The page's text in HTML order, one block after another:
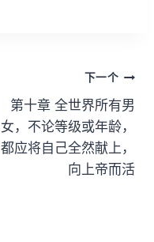
下一个
第十章 全世界所有男
女，不论等级或年龄，
都应将自己全然献上，
向上帝而活